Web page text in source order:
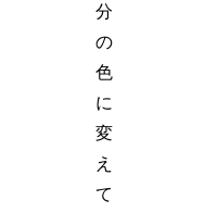
分
の
色
に
変
え
て